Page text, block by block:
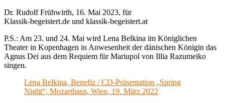
Dr. Rudolf Frühwirth, 16. Mai 2023, für
Klassik-begeistert.de und klassik-begeistert.at
P.S.: Am 23. und 24. Mai wird Lena Belkina im Königlichen
Theater in Kopenhagen in Anwesenheit der dänischen Königin das
Agnus Dei aus dem Requiem für Mariupol von Illia Razumeiko
singen.
Lena Belkina, Benefiz / CD-Präsentation „Spring
Night“, Mozarthaus, Wien, 19. März 2022